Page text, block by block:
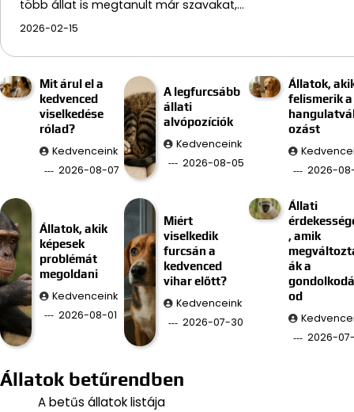
több állat is megtanult már szavakat,…
2026-02-15
Mit árul el a
kedvenced
viselkedése
rólad?
Kedvenceink
2026-08-07
A legfurcsább
állati
alvópozíciók
Kedvenceink
2026-08-05
Állatok,
felismerik a
ozást
2026-
Állatok, akik
képesek
problémát
megoldani
Kedvenceink
2026-08-01
Miért
viselkedik
furcsán a
kedvenced
vihar előtt?
Kedvenceink
2026-07-30
Állati
, amik
ák a
od
2026-
Állatok betűrendben
A betűs állatok listája